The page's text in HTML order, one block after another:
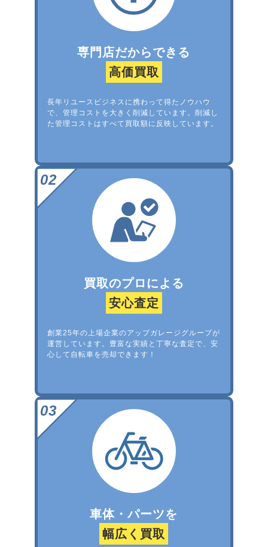
専門店だからできる
高価買取
長年リユースビジネスに携わって得たノウハウ
で、管理コストを大きく削減しています。削減し
た管理コストはすべて買取額に反映しています。
買取のプロによる
安心査定
創業25年の上場企業のアップガレージグループが
運営しています。豊富な実績と丁寧な査定で、安
心して自転車を売却できます！
車体・パーツを
幅広く買取